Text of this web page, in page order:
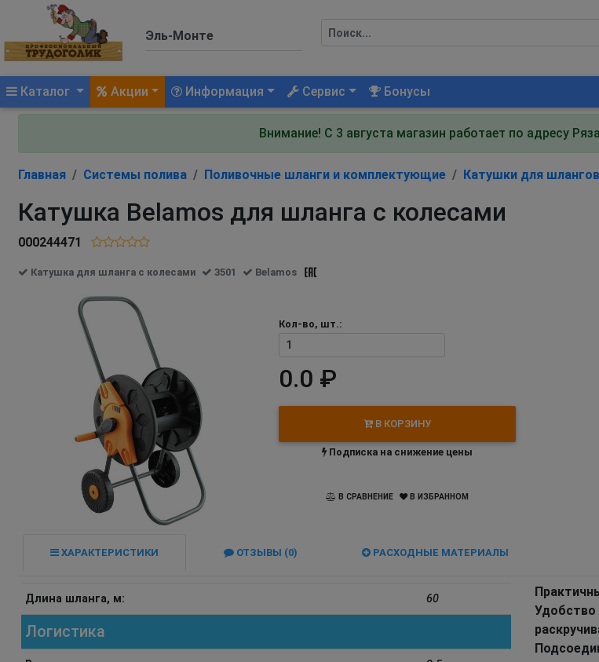
Каталог (current)Акции Информация Сервис Бонусы
Внимание! С 3 августа магазин работает по адресу
Главная Системы полива Поливочные шланги и комплектующие Катушки для шлангов
Катушка Belamos для шланга с колесами
000244471
Катушка для шланга с колесами 3501 Belamos
Кол-во, шт.:
0.0 ₽
В КОРЗИНУ
Подписка на снижение цены
В СРАВНЕНИЕ В ИЗБРАННОМ
ХАРАКТЕРИСТИКИ ОТЗЫВЫ (0) РАСХОДНЫЕ МАТЕРИАЛЫ
Длина шланга, м: 60
Логистика
Удобство